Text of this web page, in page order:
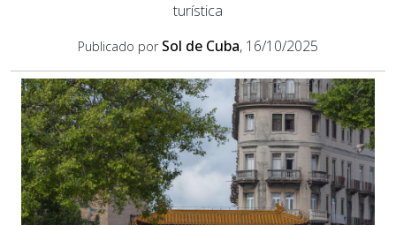
turística
Publicado por Sol de Cuba, 16/10/2025